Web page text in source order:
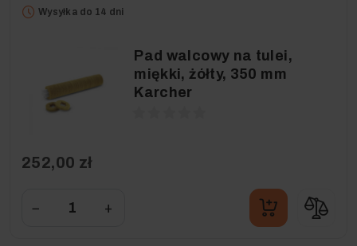
Wysyłka do 14 dni
Pad walcowy na tulei,
miękki, żółty, 350 mm
Karcher
252,00 zł
− +